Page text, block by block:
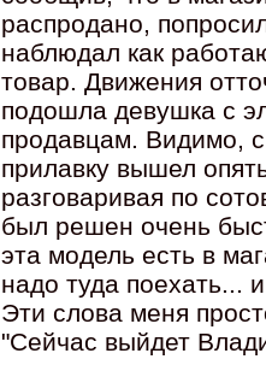
распродано,
наблюдал как
товар. Движения
подошла девушка с
продавцам. Видимо,
прилавку вышел
разговаривая по
был решен очень
эта модель есть в
надо туда поехать...
Эти слова меня
"Сейчас выйдет